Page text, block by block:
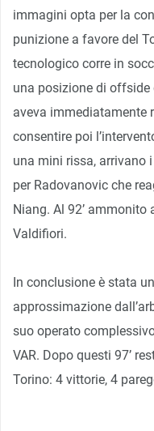
immagini opta per la
punizione a favore del
tecnologico corre in
una posizione di offside
aveva immediatamente
consentire poi
una mini rissa, arrivano
per Radovanovic che
Niang. Al 92’ ammonito
Valdifiori.
In conclusione è stata
approssimazione
suo operato
VAR. Dopo questi 97’
Torino: 4 vittorie, 4